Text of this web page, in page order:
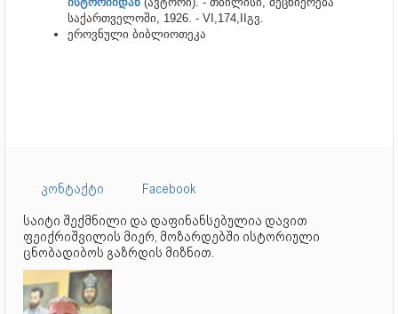
საქართველოში, 1926. - VI,174,IIგვ.
ეროვნული ბიბლიოთეკა
კონტაქტი
Facebook
საიტი შექმნილი და დაფინანსებულია დავით
ფეიქრიშვილის მიერ, მოზარდებში ისტორიული
ცნობადიბოს გაზრდის მიზნით.